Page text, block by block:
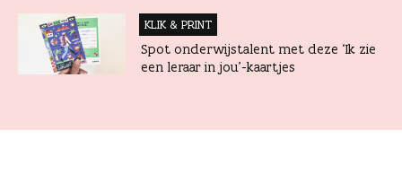
KLIK & PRINT
Spot onderwijstalent met deze ‘Ik zie
een leraar in jou’-kaartjes